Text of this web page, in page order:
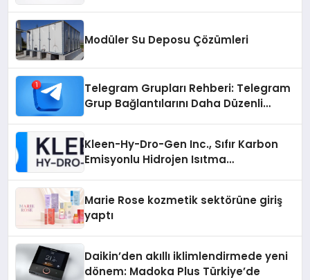
Modüler Su Deposu Çözümleri
Telegram Grupları Rehberi: Telegram
Grup Bağlantılarını Daha Düzenli
Kleen-Hy-Dro-Gen Inc., Sıfır Karbon
Emisyonlu Hidrojen Isıtma
Marie Rose kozmetik sektörüne giriş
yaptı
Daikin’den akıllı iklimlendirmede yeni
dönem: Madoka Plus Türkiye’de